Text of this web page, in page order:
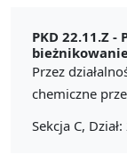
PKD 22.11.Z -
Przez
chemiczne
Sekcja C,